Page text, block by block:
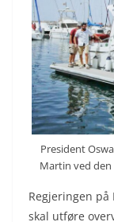
President
Martin ved
Regjeringen
skal utføre